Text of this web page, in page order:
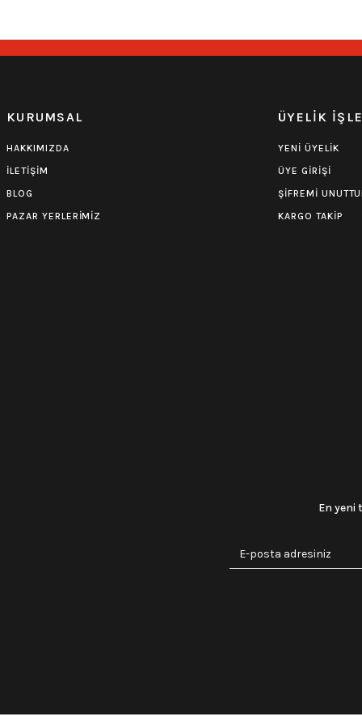
KURUMSAL
HAKKIMIZDA
İLETİŞİM
BLOG
PAZAR YERLERİMİZ
ÜYELİK
YENİ ÜYELİK
ÜYE GİRİŞİ
ŞİFREMİ
KARGO TAKİP
En yeni